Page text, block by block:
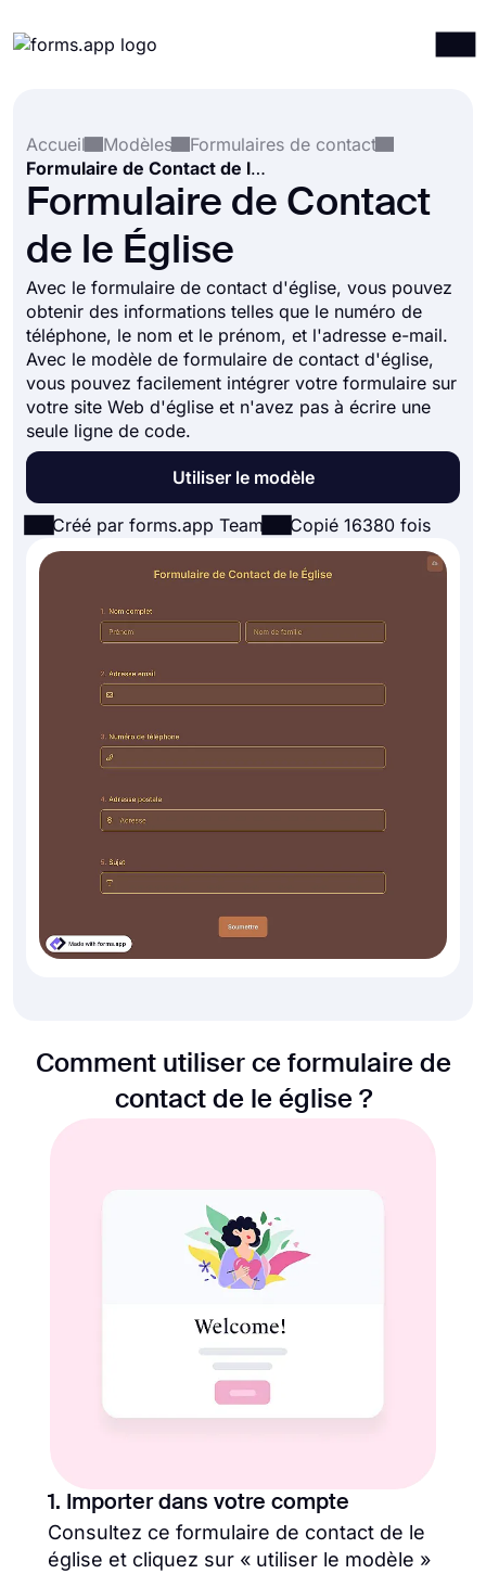
Intégrations
Modèles
Ressources
Accueil
Modèles
Formulaires de contact
Formulaire de Contact de le Église
Formulaire de Contact
de le Église
Avec le formulaire de contact d'église, vous pouvez
obtenir des informations telles que le numéro de
téléphone, le nom et le prénom, et l'adresse e-mail.
Avec le modèle de formulaire de contact d'église,
vous pouvez facilement intégrer votre formulaire sur
votre site Web d'église et n'avez pas à écrire une
seule ligne de code.
Utiliser le modèle
Créé par forms.app Team Copié 16380 fois
Comment utiliser ce formulaire de
contact de le église ?
1. Importer dans votre compte
Consultez ce formulaire de contact de le
église et cliquez sur « utiliser le modèle »